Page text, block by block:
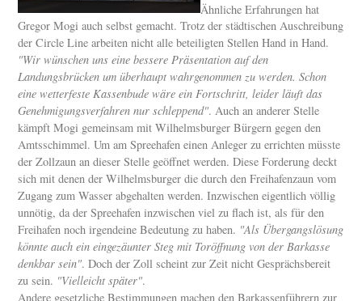
Ähnliche Erfahrungen hat
Gregor Mogi auch selbst gemacht. Trotz der städtischen Auschreibung
der Circle Line arbeiten nicht alle beteiligten Stellen Hand in Hand.
"Wir wünschen uns eine bessere Präsentation auf den
Landungsbrücken um überhaupt wahrgenommen zu werden. Schon
eine wetterfeste Kassenbude wäre ein Fortschritt, leider läuft das
Genehmigungsverfahren nur schleppend". Auch an anderer Stelle
kämpft Mogi gemeinsam mit Wilhelmsburger Bürgern gegen den
Amtsschimmel. Um am Spreehafen einen Anleger zu errichten müsste
der Zollzaun an dieser Stelle geöffnet werden. Diese Forderung deckt
sich mit denen der Wilhelmsburger die durch den Freihafenzaun vom
Zugang zum Wasser abgehalten werden. Inzwischen eigentlich völlig
unnötig, da der Spreehafen inzwischen viel zu flach ist, als für den
Freihafen noch irgendeine Bedeutung zu haben. "Als Übergangslösung
könnte auch ein eingezäunter Steg mit Toröffnung von der Barkasse
denkbar sein". Doch der Zoll scheint zur Zeit nicht Gesprächsbereit
zu sein. "Vielleicht später".
Andere gesetzliche Bestimmungen machen den Barkassenführern zur